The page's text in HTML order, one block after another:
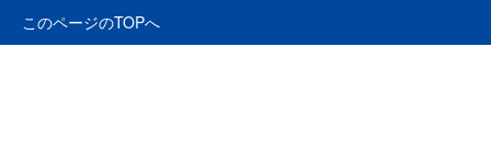
このページのTOPへ